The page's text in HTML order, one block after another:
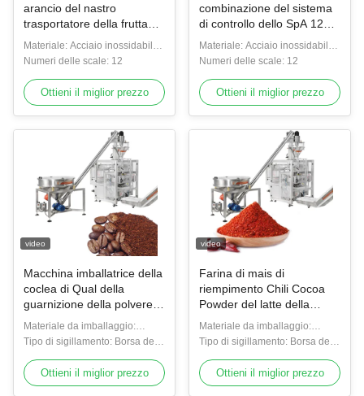
arancio del nastro
trasportatore della frutta
della testa 14 di Multihead
del mandarino capo del
Materiale: Acciaio inossidabile
SUS304
Numeri delle scale: 12
Ottieni il miglior prezzo
combinazione del sistema
di controllo dello SpA 12
per le uova di quaglia del
cono del calamaro
Materiale: Acciaio inossidabile
SUS304
Numeri delle scale: 12
Ottieni il miglior prezzo
video
Macchina imballatrice della
coclea di Qual della
guarnizione della polvere
automatica della borsa per
lo zenzero piccante della
curcuma di Moringa della
spezia
Materiale da imballaggio:
OPP/CPP, OPP/CE, PET/PE
ecc.
Tipo di sigillamento: Borsa del
cuscino o guarnizione del lato
della borsa o del quadrato del
rinforzo
Ottieni il miglior prezzo
video
Farina di mais di
riempimento Chili Cocoa
Powder del latte della
macchina imballatrice
dell'alimento automatico di
10g 100g 250g
Materiale da imballaggio:
OPP/CPP, OPP/CE, PET/PE
ecc.
Tipo di sigillamento: Borsa del
cuscino o guarnizione del lato
della borsa o del quadrato del
rinforzo
Ottieni il miglior prezzo